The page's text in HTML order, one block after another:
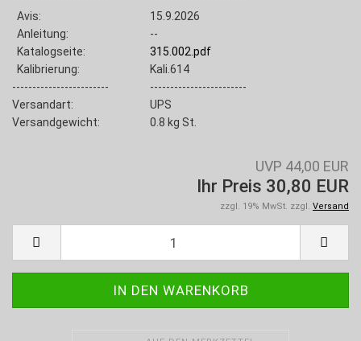
Avis:
15.9.2026
Anleitung:
--
Katalogseite:
315.002.pdf
Kalibrierung:
Kali.614
------------------------
------------------------
Versandart:
UPS
Versandgewicht:
0.8 kg St.
UVP 44,00 EUR
Ihr Preis 30,80 EUR
zzgl. 19% MwSt. zzgl. Versand